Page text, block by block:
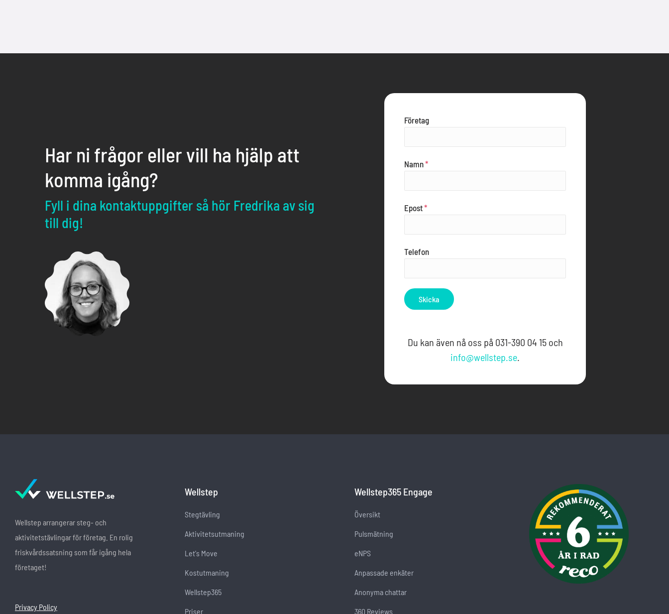
Har ni frågor eller vill ha hjälp att
komma igång?
Fyll i dina kontaktuppgifter så hör Fredrika av sig
till dig!
Företag
Namn*
Epost*
Telefon
Skicka
Du kan även nå oss på 031-390 04 15 och
info@wellstep.se.
Wellstep arrangerar steg- och
aktivitetstävlingar för företag. En rolig
friskvårdssatsning som får igång hela
företaget!
Privacy Policy
Wellstep
Stegtävling
Aktivitetsutmaning
Let's Move
Kostutmaning
Wellstep365
Priser
Wellstep365 Engage
Översikt
Pulsmätning
eNPS
Anpassade enkäter
Anonyma chattar
360 Reviews